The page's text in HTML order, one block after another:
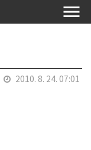
2010. 8. 24. 07:01